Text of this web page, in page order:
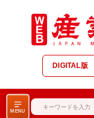
DIGITAL版
MENU